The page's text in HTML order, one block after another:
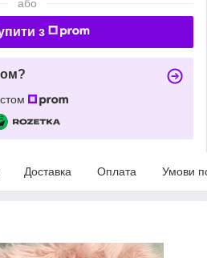
або
з
Доставка Оплата Умови